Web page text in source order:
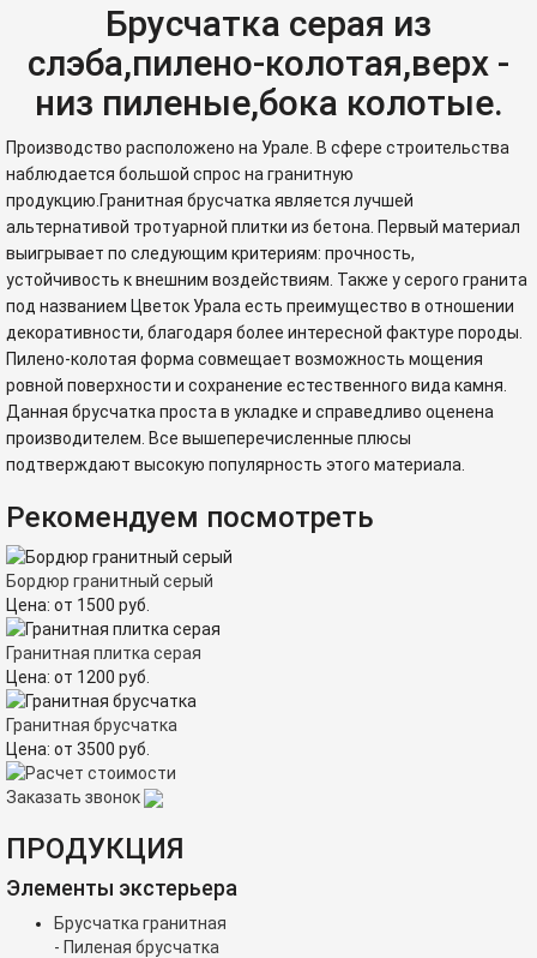
Брусчатка серая из
слэба,пилено-колотая,верх -
низ пиленые,бока колотые.
Производство расположено на Урале. В сфере строительства
наблюдается большой спрос на гранитную
продукцию Гранитная брусчатка является лучшей
альтернативой тротуарной плитки из бетона Первый материал
выигрывает по следующим критериям: прочность,
устойчивость квнешним воздействиям Также усерого гранита
под названием Цветок Урала есть преимущество в отношении
декоративности, благодаря более интересной фактуре породы
Пилено-колотая форма совмещает возможность мощения
ровной поверхности и сохранение естественного вида камня
Данная брусчатка проста в укладке и справедливо оценена
производителем Все вышеперечисленные плюсы
подтверждают высокую популярность этого материала
Рекомендуем посмотреть
Бордюр гранитный серый
Цена: от 1500 руб.
Гранитная плитка серая
Цена: от 1200 руб.
Гранитная брусчатка
Цена: от 3500 руб.
Заказать звонок
ПРОДУКЦИЯ
Элементы экстерьера
Брусчатка гранитная
- Пиленая брусчатка